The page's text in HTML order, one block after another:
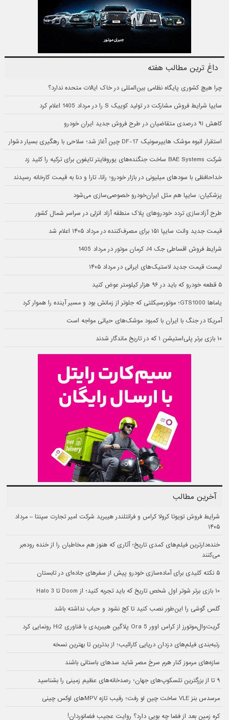
داغ ترین مطالب هفته
چرا هیچ کشوری پایگاه نظامی بین‌المللی در خاک ایالات متحده ندارد؟
سایپا شرایط فروش مشارکت در تولید کوییک S را در مرداد 1405 اعلام کرد
کاهش ۹۱ درصدی متقاضیان در طرح فروش جدید ایران خودرو
استقرار انبوه موشک هایپرسونیک DF-17 چین آغاز شد؛ سلاحی با رهگیری بسیار دشوار
شرکت BAE Systems ساخت جنگنده‌های یوروفایتر تایفون برای ترکیه را کلید زد
خداحافظی با سودهای میلیونی در بازار خودرو؛ رانا، تارا و دنا به قیمت کارخانه رسیدند
پزشکیان: سایپا هم مثل ایران‌خودرو خصوصی‌سازی می‌شود
طرح آزادسازی تردد خودروهای پلاک منطقه آزاد انزلی در سراسر شمال کشور
قیمت جدید وانت سایپا ۱۵۱ برای مصرف‌کننده در مرداد ۱۴۰۵ اعلام شد
شرایط فروش اقساطی جک J4 کرمان موتور در مرداد 1405
لیست قیمت جدید لاستیک‌های ایرانی در مرداد ۱۴۰۵
۵ قطعه خودرو که باید در ۹۶ هزار کیلومتر عوض کنید
یاماها GTS1000؛ موتورسیکلتی که جلوتر از زمانش بود و مسیر آینده را هموار کرد
آمریکا در جنگ با ایران با کمبود موشک‌های حیاتی مواجه است
۱۰ بازی برتر پلی‌استیشن ۱ که در تاریخ ماندگار شدند
آخرین مطالب
شرایط فروش تویوتا کرولا کراس و فرانتلندر هیبرید شرکت امیر تجارت سپنتا – مرداد
۱۴۰۵
خنده‌دارترین فیلم‌های کمدی تاریخ؛ آثاری که هنوز هم مخاطبان را از خنده روده‌بر
می‌کنند
۵ نکته کلیدی برای آماده‌سازی خودرو پیش از سفرهای جاده‌ای در تابستان
۱۰ بازی برتر شوتر اول شخص تاریخ که باید تجربه کنید؛ از Doom تا Halo 3
گلس گوشی را این‌طور نصب کنید تا کج نشود و حباب نداشته باشد
گریت‌وال‌موتورز از کراس اوور Ora 5 پلاگین هیبریدی با فناوری Hi2 رونمایی کرد
رتبه‌بندی فیلم‌های دزدان دریایی کارائیب؛ از بدترین تا بهترین نسخه
سازه‌های مرموز کنار هرم سرخ مصر شاید سدهای باستانی باشند
۹ تا از بزرگترین تلسکوپ‌های جهان؛ رصدخانه‌های عظیم زمینی را بشناسید
مرسدس بنز VLE ساخت چین لو رفت؛ رقیب تازه MPVهای لوکس چینی
کره زمین بعد از فضا چه بویی دارد؟ روایت عجیب فضانوردان!